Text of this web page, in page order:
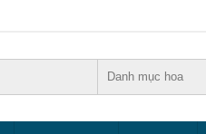
Danh mục hoa